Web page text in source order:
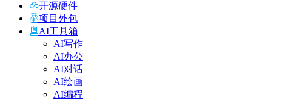
开源硬件
项目外包
AI工具箱
AI写作
AI办公
AI对话
AI绘画
AI编程